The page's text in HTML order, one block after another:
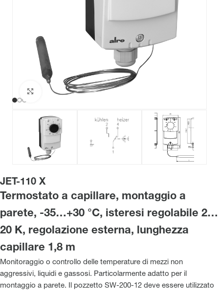
JET-110 X
Termostato a capillare, montaggio a
parete, -35…+30 °C, isteresi regolabile 2…
20 K, regolazione esterna, lunghezza
capillare 1,8 m
Monitoraggio o controllo delle temperature di mezzi non
aggressivi, liquidi e gassosi. Particolarmente adatto per il
montaggio a parete. Il pozzetto SW-200-12 deve essere utilizzato
Clicca per ingrandire